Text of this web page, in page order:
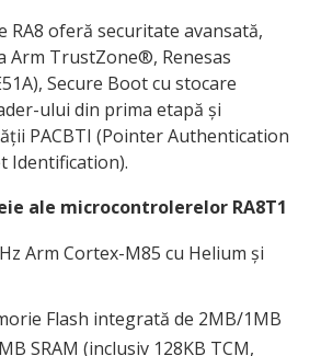
RA8 oferă securitate avansată,
Arm TrustZone®, Renesas
Secure Boot cu stocare
ului din prima etapă și
PACBTI (Pointer Authentication
Identification).
ale microcontrolerelor RA8T1
Arm Cortex-M85 cu Helium și
Flash integrată de 2MB/1MB
SRAM (inclusiv 128KB TCM,